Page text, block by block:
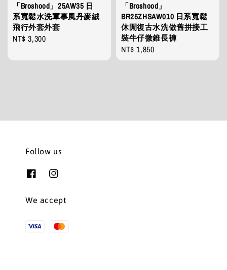
「Broshood」25AW35 日
系寬鬆水洗軍事風丹麥絨
飛行外套外套
Regular
NT$ 3,300
「Broshood」
BR25ZHSAW010 日系寬鬆
休閒復古水洗做舊拼接工
裝牛仔微錐長褲
Regular
price
NT$ 1,850
Follow us
We accept